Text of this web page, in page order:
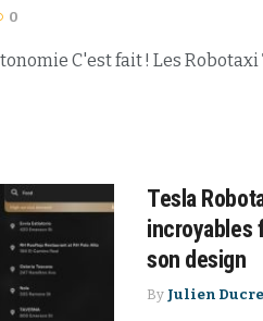
0
C'est fait ! Les
Tesla
incroyables
son design
By Julien